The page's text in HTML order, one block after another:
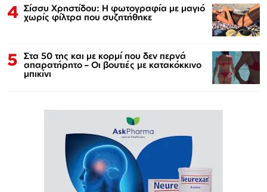
4 Σίσσυ Χρηστίδου: Η φωτογραφία με μαγιό
χωρίς φίλτρα που συζητήθηκε
5 Στα 50 της και με κορμί που δεν περνά
απαρατήρητο – Οι βουτιές με κατακόκκινο
μπικίνι